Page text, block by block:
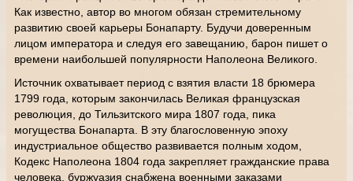
Как известно, автор во многом обязан стремительному
развитию своей карьеры Бонапарту. Будучи доверенным
лицом императора и следуя его завещанию, барон пишет о
времени наибольшей популярности Наполеона Великого.
Источник охватывает период с взятия власти 18 брюмера
1799 года, которым закончилась Великая французская
революция, до Тильзитского мира 1807 года, пика
могущества Бонапарта. В эту благословенную эпоху
индустриальное общество развивается полным ходом,
Кодекс Наполеона 1804 года закрепляет гражданские права
человека, буржуазия снабжена военными заказами